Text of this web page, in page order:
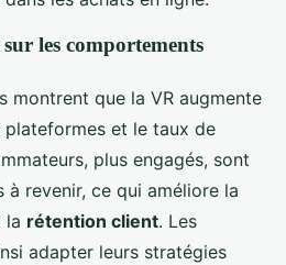
les comportements
montrent que la VR augmente
plateformes et le taux de
plus engagés, sont
à revenir, ce qui améliore la
la rétention client. Les
adapter leurs stratégies